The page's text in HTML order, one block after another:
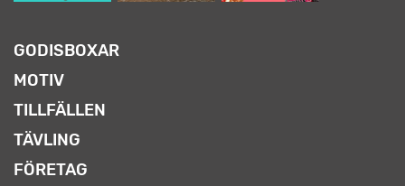
GODISBOXAR
MOTIV
TILLFÄLLEN
TÄVLING
FÖRETAG